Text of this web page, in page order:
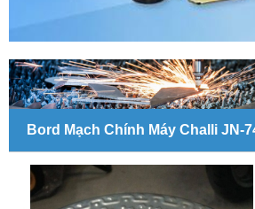
Bord Mạch Chính Máy Challi JN-